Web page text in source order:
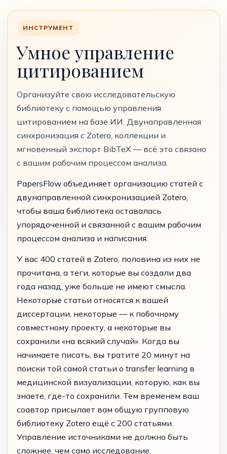
ИНСТРУМЕНТ
Умное управление
цитированием
Организуйте свою исследовательскую
библиотеку с помощью управления
цитированием на базе ИИ. Двунаправленная
синхронизация с Zotero, коллекции и
мгновенный экспорт BibTeX — всё это связано
с вашим рабочим процессом анализа.
PapersFlow объединяет организацию статей с
двунаправленной синхронизацией Zotero,
чтобы ваша библиотека оставалась
упорядоченной и связанной с вашим рабочим
процессом анализа и написания.
У вас 400 статей в Zotero, половина из них не
прочитана, а теги, которые вы создали два
года назад, уже больше не имеют смысла.
Некоторые статьи относятся к вашей
диссертации, некоторые — к побочному
совместному проекту, а некоторые вы
сохранили «на всякий случай». Когда вы
начинаете писать, вы тратите 20 минут на
поиски той самой статьи о transfer learning в
медицинской визуализации, которую, как вы
знаете, где-то сохранили. Тем временем ваш
соавтор присылает вам общую групповую
библиотеку Zotero ещё с 200 статьями.
Управление источниками не должно быть
сложнее, чем само исследование.